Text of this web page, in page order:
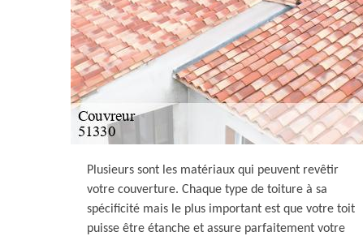
Plusieurs sont les matériaux qui peuvent revêtir
votre couverture. Chaque type de toiture à sa
spécificité mais le plus important est que votre toit
puisse être étanche et assure parfaitement votre